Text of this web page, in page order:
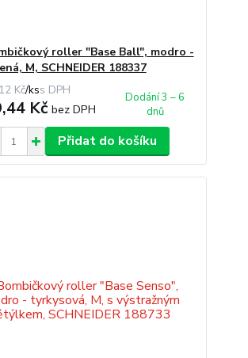
roller "Base Ball", modro -
M, SCHNEIDER 188337
Kč/ks
Kč bez DPH
Dodání 3 – 6
dnů
Přidat do košíku